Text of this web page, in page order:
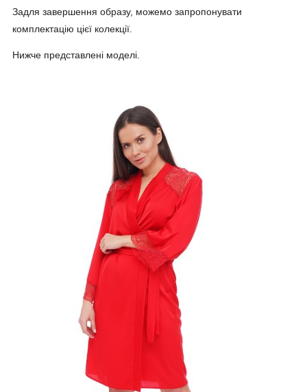
Задля завершення образу, можемо запропонувати
комплектацію цієї колекції.
Нижче представлені моделі.